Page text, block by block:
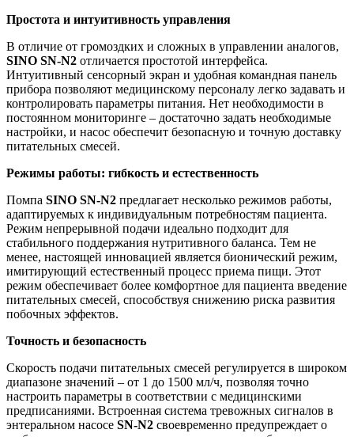
Простота и интуитивность управления
В отличие от громоздких и сложных в управлении аналогов,
SINO SN-N2 отличается простотой интерфейса.
Интуитивный сенсорный экран и удобная командная панель
прибора позволяют медицинскому персоналу легко задавать и
контролировать параметры питания. Нет необходимости в
постоянном мониторинге – достаточно задать необходимые
настройки, и насос обеспечит безопасную и точную доставку
питательных смесей.
Режимы работы: гибкость и естественность
Помпа SINO SN-N2 предлагает несколько режимов работы,
адаптируемых к индивидуальным потребностям пациента.
Режим непрерывной подачи идеально подходит для
стабильного поддержания нутритивного баланса. Тем не
менее, настоящей инновацией является бионический режим,
имитирующий естественный процесс приема пищи. Этот
режим обеспечивает более комфортное для пациента введение
питательных смесей, способствуя снижению риска развития
побочных эффектов.
Точность и безопасность
Скорость подачи питательных смесей регулируется в широком
диапазоне значений – от 1 до 1500 мл/ч, позволяя точно
настроить параметры в соответствии с медицинскими
предписаниями. Встроенная система тревожных сигналов в
энтеральном насосе SN-N2 своевременно предупреждает о